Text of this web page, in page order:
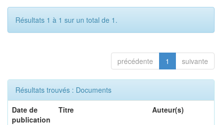
Résultats 1 à 1 sur un total de 1.
précédente 1 suivante
Résultats trouvés : Documents
Date de
publication
Titre Auteur(s)